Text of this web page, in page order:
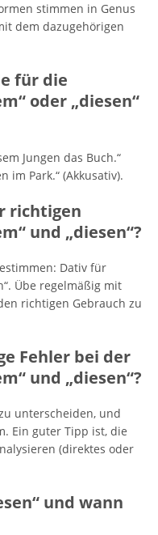
stimmen in Genus
dem dazugehörigen
für die
oder „diesen“
Jungen das Buch.“
im Park.“ (Akkusativ).
richtigen
und „diesen“?
Dativ für
Übe regelmäßig mit
richtigen Gebrauch zu
Fehler bei der
und „diesen“?
unterscheiden, und
Ein guter Tipp ist, die
(direktes oder
und wann